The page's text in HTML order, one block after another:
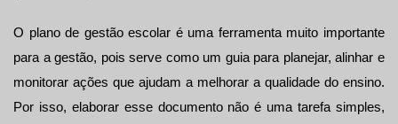
O plano de gestão escolar é uma ferramenta muito importante
para a gestão, pois serve como um guia para planejar, alinhar e
monitorar ações que ajudam a melhorar a qualidade do ensino.
Por isso, elaborar esse documento não é uma tarefa simples,